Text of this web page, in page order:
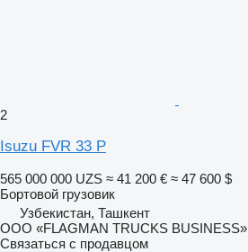
2
Isuzu FVR 33 P
565 000 000 UZS ≈ 41 200 € ≈ 47 600 $
Бортовой грузовик
Узбекистан, Ташкент
ООО «FLAGMAN TRUCKS BUSINESS»
Связаться с продавцом